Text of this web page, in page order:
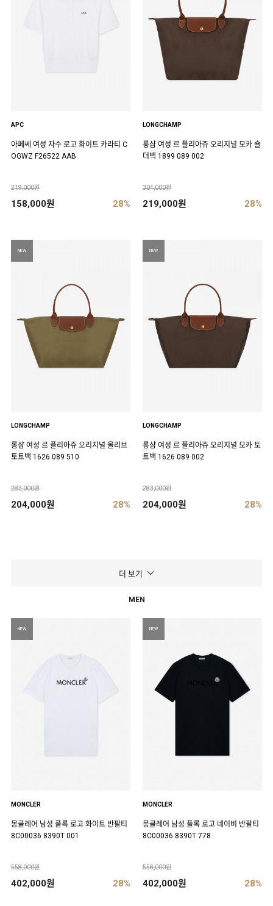
APC
아페쎄 여성 자수 로고 화이트 카라티 C
OGWZ F26522 AAB
219,000원
158,000원 28%
LONGCHAMP
롱샴 여성 르 플리아쥬 오리지널 모카 숄
더백 1899 089 002
304,000원
219,000원 28%
NEW
LONGCHAMP
롱샴 여성 르 플리아쥬 오리지널 올리브
토트백 1626 089 510
283,000원
204,000원 28%
NEW
LONGCHAMP
롱샴 여성 르 플리아쥬 오리지널 모카 토
트백 1626 089 002
283,000원
204,000원 28%
더 보기
MEN
NEW
MONCLER
몽클레어 남성 플록 로고 화이트 반팔티
8C00036 8390T 001
558,000원
402,000원 28%
NEW
MONCLER
몽클레어 남성 플록 로고 네이비 반팔티
8C00036 8390T 778
558,000원
402,000원 28%